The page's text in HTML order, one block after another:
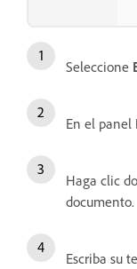
Seleccione
En el panel
Haga clic
documento.
Escriba su